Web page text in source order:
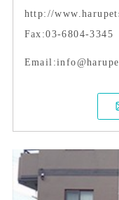
http://
Fax:03-6804-3345